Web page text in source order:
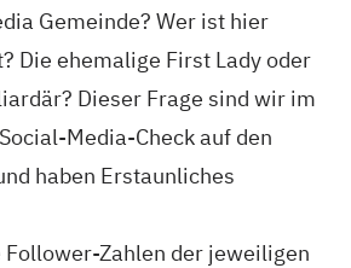
Gemeinde? Wer ist hier
Die ehemalige First Lady oder
Dieser Frage sind wir im
Media-Check auf den
haben Erstaunliches
Follower-Zahlen der jeweiligen